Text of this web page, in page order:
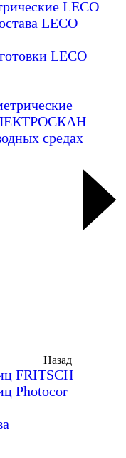
LECO
LECO
LECO
средах
Назад
FRITSCH
Photocor